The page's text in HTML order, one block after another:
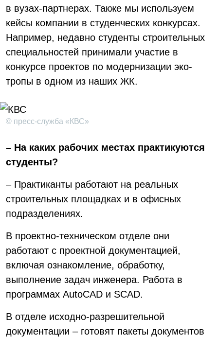
в вузах-партнерах. Также мы используем
кейсы компании в студенческих конкурсах.
Например, недавно студенты строительных
специальностей принимали участие в
конкурсе проектов по модернизации эко-
тропы в одном из наших ЖК.
© пресс-служба «КВС»
– На каких рабочих местах практикуются
студенты?
– Практиканты работают на реальных
строительных площадках и в офисных
подразделениях.
В проектно-техническом отделе они
работают с проектной документацией,
включая ознакомление, обработку,
выполнение задач инженера. Работа в
программах AutoCAD и SCAD.
В отделе исходно-разрешительной
документации – готовят пакеты документов